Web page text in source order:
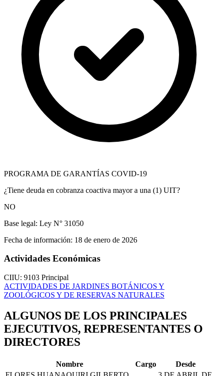
PROGRAMA DE GARANTÍAS COVID-19
¿Tiene deuda en cobranza coactiva mayor a una (1) UIT?
NO
Base legal: Ley N° 31050
Fecha de información: 18 de enero de 2026
Actividades Económicas
CIIU: 9103 Principal
ACTIVIDADES DE JARDINES BOTÁNICOS Y
ZOOLÓGICOS Y DE RESERVAS NATURALES
ALGUNOS DE LOS PRINCIPALES
EJECUTIVOS, REPRESENTANTES O
DIRECTORES
Nombre Cargo
Desde